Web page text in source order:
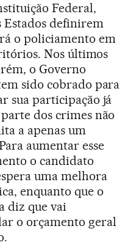
Federal,
Estados definirem
o policiamento em
Nos últimos
o Governo
sido cobrado para
sua participação já
dos crimes não
a apenas um
aumentar esse
o candidato
uma melhora
enquanto que o
diz que vai
o orçamento geral